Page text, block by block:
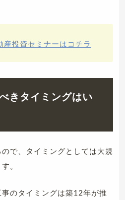
産投資セミナーはコチラ
きタイミングはい
で、タイミングとしては大規
。
のタイミングは築12年が推